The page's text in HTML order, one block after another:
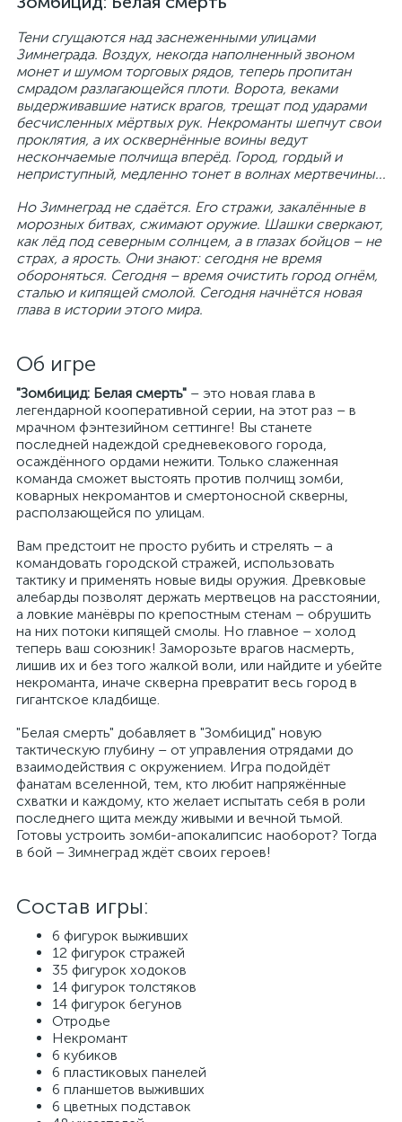
Тени сгущаются над заснеженными улицами
Зимнеграда. Воздух, некогда наполненный звоном
монет и шумом торговых рядов, теперь пропитан
смрадом разлагающейся плоти. Ворота, веками
выдерживавшие натиск врагов, трещат под ударами
бесчисленных мёртвых рук. Некроманты шепчут свои
проклятия, а их осквернённые воины ведут
нескончаемые полчища вперёд. Город, гордый и
неприступный, медленно тонет в волнах мертвечины...
Но Зимнеград не сдаётся. Его стражи, закалённые в
морозных битвах, сжимают оружие. Шашки сверкают,
как лёд под северным солнцем, а в глазах бойцов – не
страх, а ярость. Они знают: сегодня не время
обороняться. Сегодня – время очистить город огнём,
сталью и кипящей смолой. Сегодня начнётся новая
глава в истории этого мира.
Об игре
"Зомбицид: Белая смерть" – это новая глава в
легендарной кооперативной серии, на этот раз – в
мрачном фэнтезийном сеттинге! Вы станете
последней надеждой средневекового города,
осаждённого ордами нежити. Только слаженная
команда сможет выстоять против полчищ зомби,
коварных некромантов и смертоносной скверны,
расползающейся по улицам.
Вам предстоит не просто рубить и стрелять – а
командовать городской стражей, использовать
тактику и применять новые виды оружия. Древковые
алебарды позволят держать мертвецов на расстоянии,
а ловкие манёвры по крепостным стенам – обрушить
на них потоки кипящей смолы. Но главное – холод
теперь ваш союзник! Заморозьте врагов насмерть,
лишив их и без того жалкой воли, или найдите и убейте
некроманта, иначе скверна превратит весь город в
гигантское кладбище.
"Белая смерть" добавляет в "Зомбицид" новую
тактическую глубину – от управления отрядами до
взаимодействия с окружением. Игра подойдёт
фанатам вселенной, тем, кто любит напряжённые
схватки и каждому, кто желает испытать себя в роли
последнего щита между живыми и вечной тьмой.
Готовы устроить зомби-апокалипсис наоборот? Тогда
в бой – Зимнеград ждёт своих героев!
Состав игры:
6 фигурок выживших
12 фигурок стражей
35 фигурок ходоков
14 фигурок толстяков
14 фигурок бегунов
Отродье
Некромант
6 кубиков
6 пластиковых панелей
6 планшетов выживших
6 цветных подставок